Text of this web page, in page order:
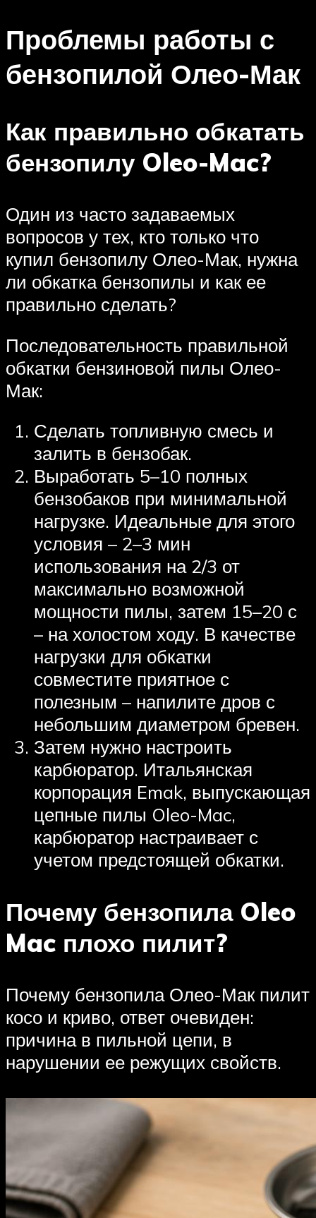
Проблемы работы с
бензопилой Олео-Мак
Как правильно обкатать
бензопилу Oleo-Mac?
Один из часто задаваемых
вопросов у тех, кто только что
купил бензопилу Олео-Мак, нужна
ли обкатка бензопилы и как ее
правильно сделать?
Последовательность правильной
обкатки бензиновой пилы Олео-
Мак:
Сделать топливную смесь и
залить в бензобак.
Выработать 5–10 полных
бензобаков при минимальной
нагрузке. Идеальные для этого
условия – 2–3 мин
использования на 2/3 от
максимально возможной
мощности пилы, затем 15–20 с
– на холостом ходу. В качестве
нагрузки для обкатки
совместите приятное с
полезным – напилите дров с
небольшим диаметром бревен.
Затем нужно настроить
карбюратор. Итальянская
корпорация Emak, выпускающая
цепные пилы Oleo-Mac,
карбюратор настраивает с
учетом предстоящей обкатки.
Почему бензопила Oleo
Mac плохо пилит?
Почему бензопила Олео-Мак пилит
косо и криво, ответ очевиден:
причина в пильной цепи, в
нарушении ее режущих свойств.